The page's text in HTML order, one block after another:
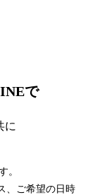
で
に
。
、ご希望の日時